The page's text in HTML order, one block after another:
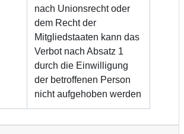
nach Unionsrecht oder
dem Recht der
Mitgliedstaaten kann das
Verbot nach Absatz 1
durch die Einwilligung
der betroffenen Person
nicht aufgehoben werden